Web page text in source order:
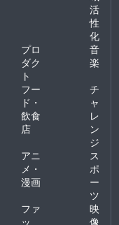
活
性
化
プロ
ダク
ト
音
楽
フー
ド・
飲食
店
チ
ャ
レ
ン
ジ
アニ
メ・
漫画
ス
ポ
ー
ツ
ファ
ッ
映
像